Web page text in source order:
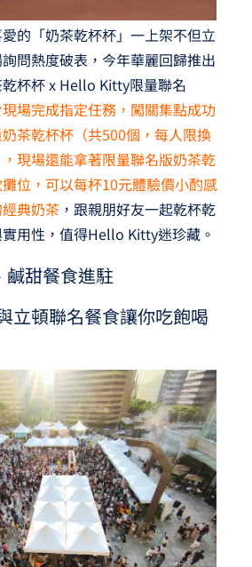
的「奶茶乾杯杯」一上架不但立
問熱度破表，今年華麗回歸推出
杯杯 x Hello Kitty限量聯名
場完成指定任務，闖關集點成功
茶乾杯杯（共500個，每人限換
現場還能拿著限量聯名版奶茶乾
位，可以每杯10元體驗價小酌感
典奶茶 ，跟親朋好友一起乾杯乾
用性，值得Hello Kitty迷珍藏。
鹹甜餐食進駐
立頓聯名餐食讓你吃飽喝